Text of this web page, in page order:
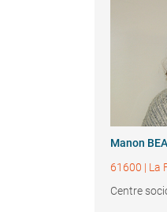
Manon
61600 | La
Centre